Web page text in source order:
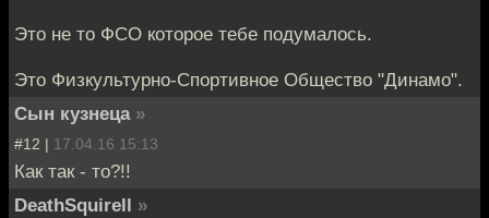
Это не то ФСО которое тебе подумалось.
Это Физкультурно-Спортивное Общество "Динамо".
Сын кузнеца »
#12 | 17.04.16 15:13
Как так - то?!!
DeathSquirell »